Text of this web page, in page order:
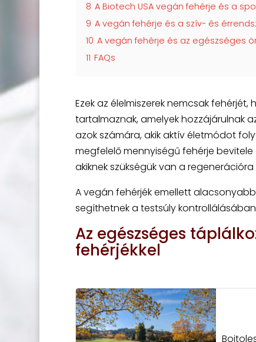
8 A Biotech USA vegán fehérje és a
9 A vegán fehérje és a szív- és
10 A vegán fehérje és az egészséges
11 FAQs
Ezek az élelmiszerek nemcsak
tartalmaznak, amelyek hozzájárulnak
azok számára, akik aktív életmódot
megfelelő mennyiségű fehérje
akiknek szükségük van a
A vegán fehérjék emellett
segíthetnek a testsúly kontrollálásában
Az egészséges
fehérjékkel